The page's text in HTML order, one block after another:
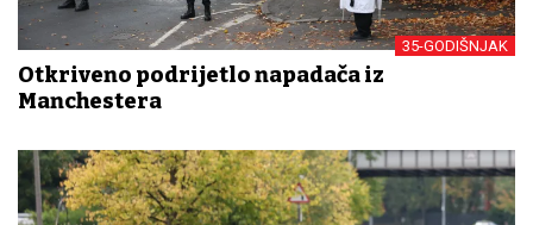
35-GODIŠNJAK
Otkriveno podrijetlo napadača iz
Manchestera